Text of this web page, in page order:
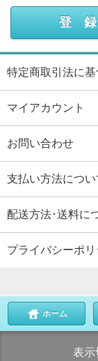
特定商取引法に基
マイアカウント
お問い合わせ
支払い方法につい
配送方法･送料に
プライバシーポリ
ホーム
表示